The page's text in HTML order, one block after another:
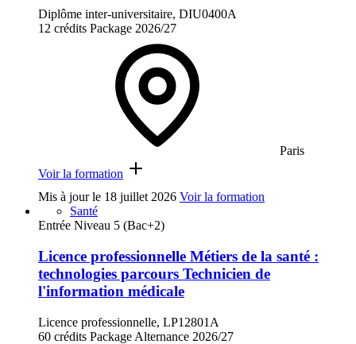
Diplôme inter-universitaire, DIU0400A
12 crédits Package 2026/27
Paris
Voir la formation
Mis à jour le 18 juillet 2026 Voir la formation
Santé
Entrée Niveau 5 (Bac+2)
Licence professionnelle Métiers de la santé :
technologies parcours Technicien de
l'information médicale
Licence professionnelle, LP12801A
60 crédits Package Alternance 2026/27